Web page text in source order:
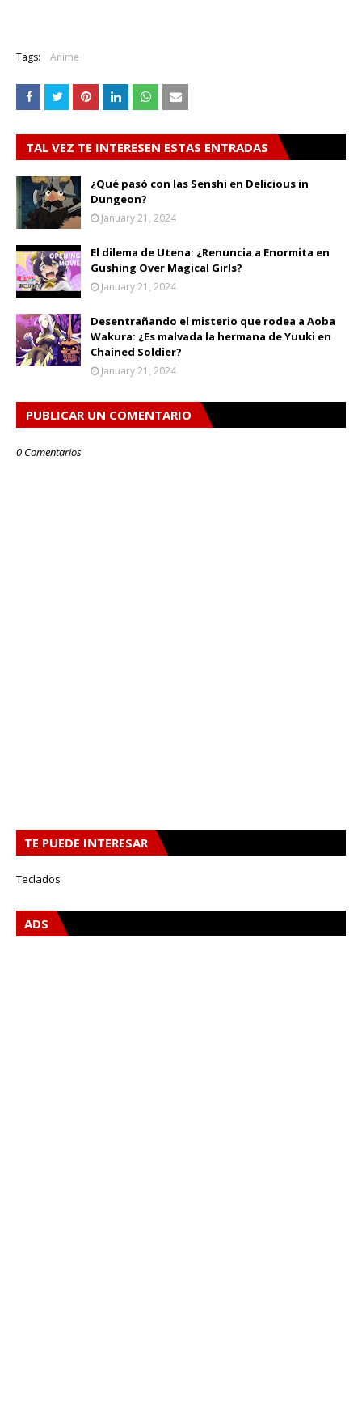
Tags: Anime
TAL VEZ TE INTERESEN ESTAS ENTRADAS
¿Qué pasó con las Senshi en Delicious in
Dungeon?
January 21, 2024
El dilema de Utena: ¿Renuncia a Enormita en
Gushing Over Magical Girls?
January 21, 2024
Desentrañando el misterio que rodea a Aoba
Wakura: ¿Es malvada la hermana de Yuuki en
Chained Soldier?
January 21, 2024
PUBLICAR UN COMENTARIO
0 Comentarios
TE PUEDE INTERESAR
Teclados
ADS